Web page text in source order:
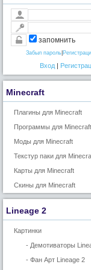
запомнить
Забыл пароль
Вход |
Minecraft
Плагины для Minecraft
Программы для Minecraft
Моды для Minecraft
Текстур паки для
Карты для Minecraft
Скины для Minecraft
Lineage 2
Картинки
- Демотиваторы
- Фан Арт Lineage 2